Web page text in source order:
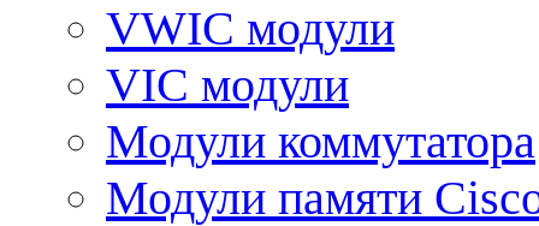
VWIC модули
VIC модули
Модули коммутатора
Модули памяти